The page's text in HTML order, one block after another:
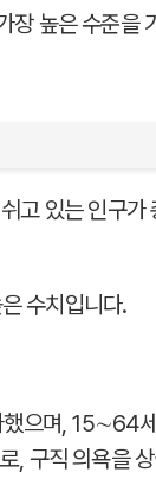
장 높은 수준을
있는 인구가
수치입니다.
으며, 15∼64
구직 의욕을